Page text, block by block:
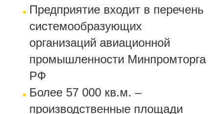
Предприятие входит в перечень
системообразующих
организаций авиационной
промышленности Минпромторга
РФ
Более 57 000 кв.м. –
производственные площади